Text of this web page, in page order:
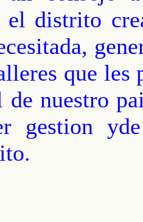
el distrito
que les
de nuestro
gestion